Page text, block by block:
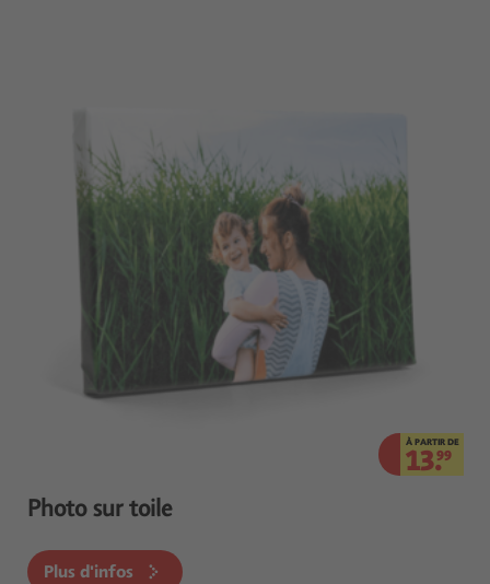
À PARTIR DE
13.99
Photo sur toile
Plus d'infos